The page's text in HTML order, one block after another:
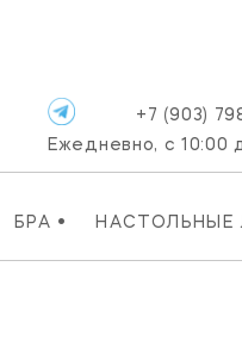
БРА • НАСТОЛЬНЫЕ
+7 (903)
Ежедневно, с 10:00